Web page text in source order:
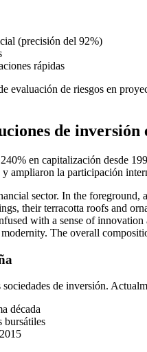
(precisión del 92%)
rápidas
evaluación de riesgos en
de inversión
en capitalización desde
ampliaron la participación
de inversión.
década
bursátiles